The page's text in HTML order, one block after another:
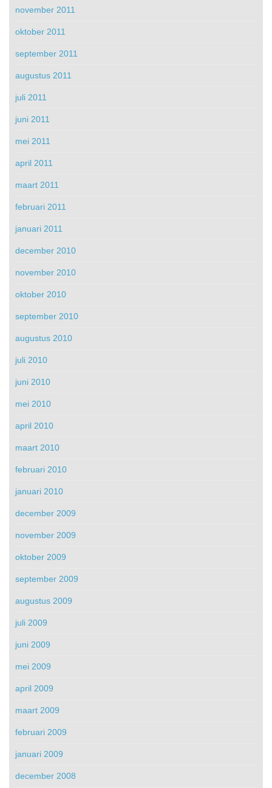
november 2011
oktober 2011
september 2011
augustus 2011
juli 2011
juni 2011
mei 2011
april 2011
maart 2011
februari 2011
januari 2011
december 2010
november 2010
oktober 2010
september 2010
augustus 2010
juli 2010
juni 2010
mei 2010
april 2010
maart 2010
februari 2010
januari 2010
december 2009
november 2009
oktober 2009
september 2009
augustus 2009
juli 2009
juni 2009
mei 2009
april 2009
maart 2009
februari 2009
januari 2009
december 2008